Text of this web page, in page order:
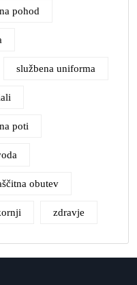
pohod
službena uniforma
poti
obutev
zdravje